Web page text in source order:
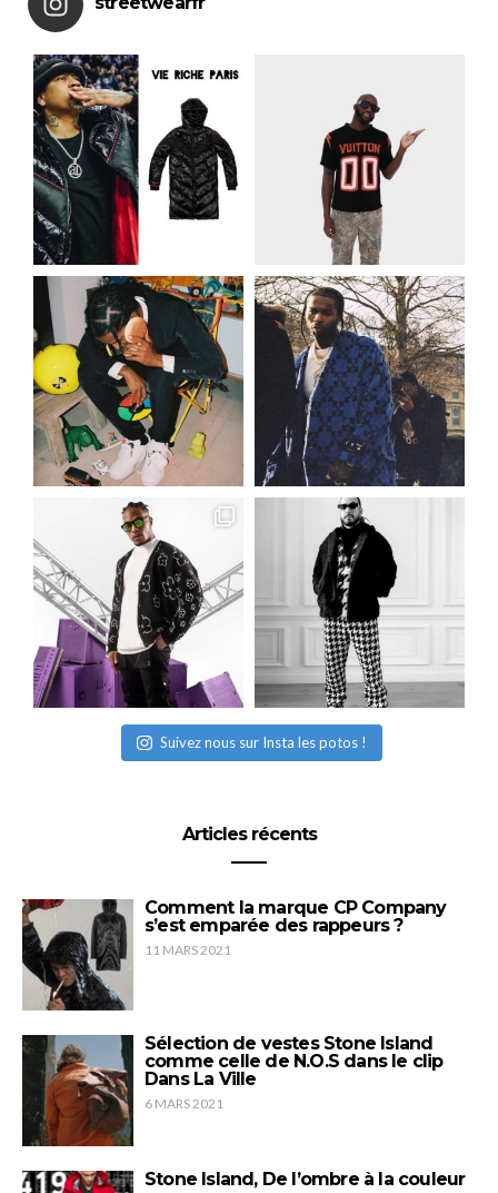
Suivez nous sur Insta les potos !
Articles récents
Comment la marque CP Company
s’est emparée des rappeurs ?
11 MARS 2021
Sélection de vestes Stone Island
comme celle de N.O.S dans le clip
Dans La Ville
6 MARS 2021
Stone Island, De l’ombre à la couleur